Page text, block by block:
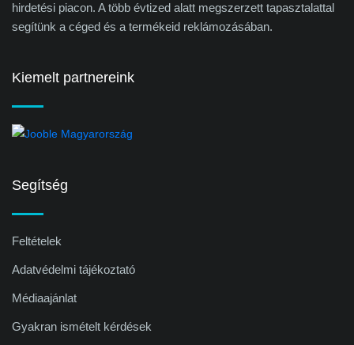
hirdetési piacon. A több évtized alatt megszerzett tapasztalattal
segítünk a céged és a termékeid reklámozásában.
Kiemelt partnereink
Segítség
Feltételek
Adatvédelmi tájékoztató
Médiaajánlat
Gyakran ismételt kérdések